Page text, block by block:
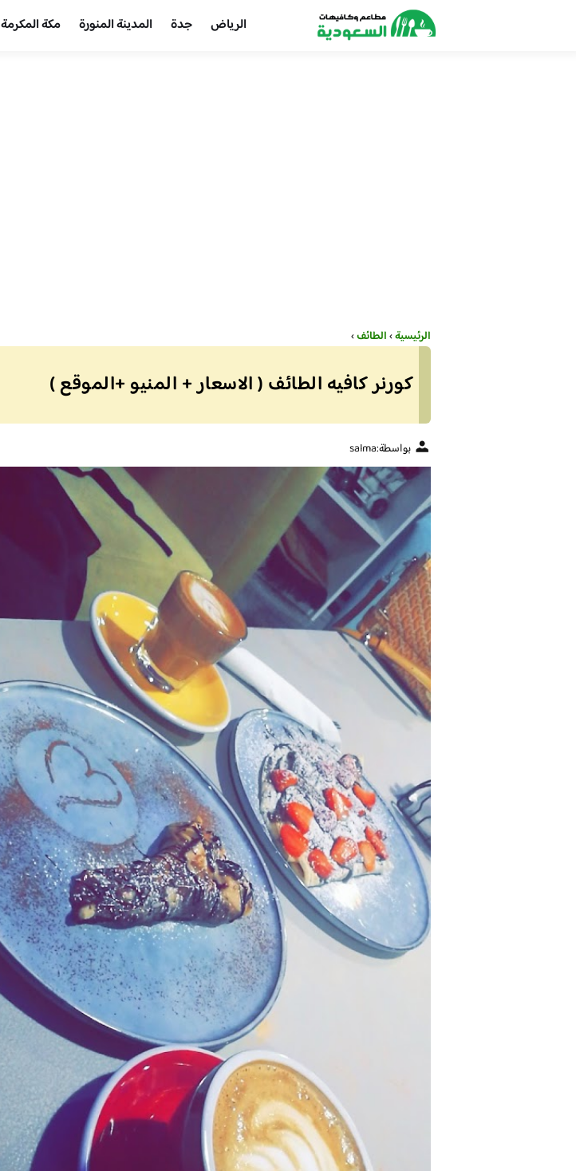
الرياض جدة المدينة المنورة مكة المكرمة
الرئيسية›الطائف›
كورنر كافيه الطائف ( الاسعار + المنيو +الموقع )
بواسطة:salma